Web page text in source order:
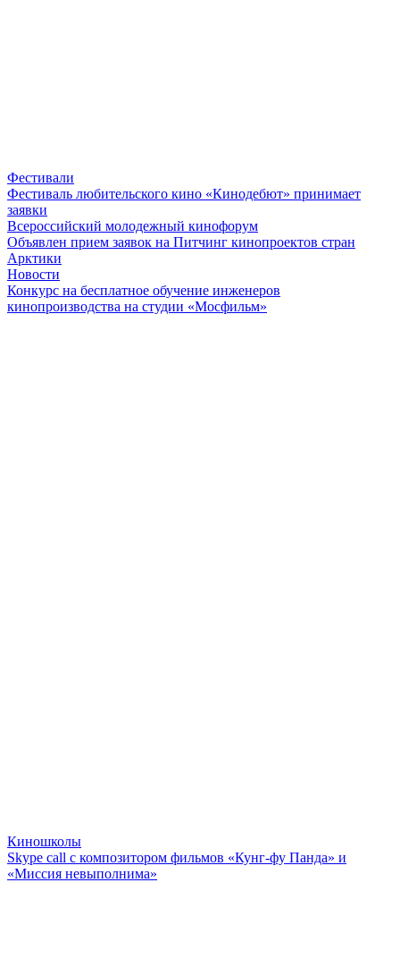
Фестивали
Фестиваль любительского кино «Кинодебют» принимает
заявки
Всероссийский молодежный кинофорум
Объявлен прием заявок на Питчинг кинопроектов стран
Арктики
Новости
Конкурс на бесплатное обучение инженеров
кинопроизводства на студии «Мосфильм»
Киношколы
Skype call с композитором фильмов «Кунг-фу Панда» и
«Миссия невыполнима»